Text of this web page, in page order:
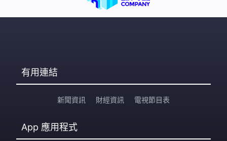
有用連結
新聞資訊 財經資訊 電視節目表
App 應用程式